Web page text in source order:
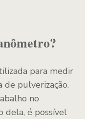
para medir
pulverização.
no
dela, é possível